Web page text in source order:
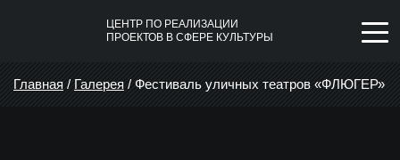
ЦЕНТР ПО РЕАЛИЗАЦИИ
ПРОЕКТОВ В СФЕРЕ КУЛЬТУРЫ
Главная / Галерея /Фестиваль уличных театров «ФЛЮГЕР»